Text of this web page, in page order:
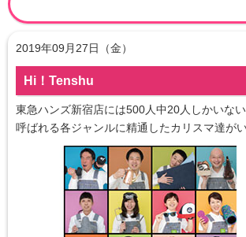
2019年09月27日（金）
Hi！Tenshu
東急ハンズ新宿店には500人中20人しかいな
呼ばれる各ジャンルに精通したカリスマ達が